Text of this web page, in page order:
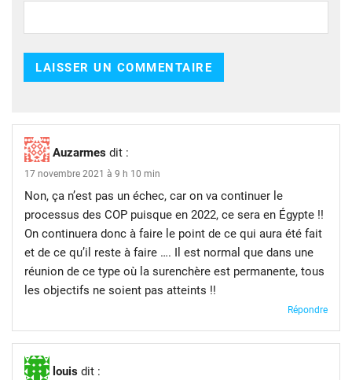
Auzarmes dit :
17 novembre 2021 à 9 h 10 min
Non, ça n’est pas un échec, car on va continuer le
processus des COP puisque en 2022, ce sera en Égypte !!
On continuera donc à faire le point de ce qui aura été fait
et de ce qu’il reste à faire …. Il est normal que dans une
réunion de ce type où la surenchère est permanente, tous
les objectifs ne soient pas atteints !!
Répondre
louis dit :